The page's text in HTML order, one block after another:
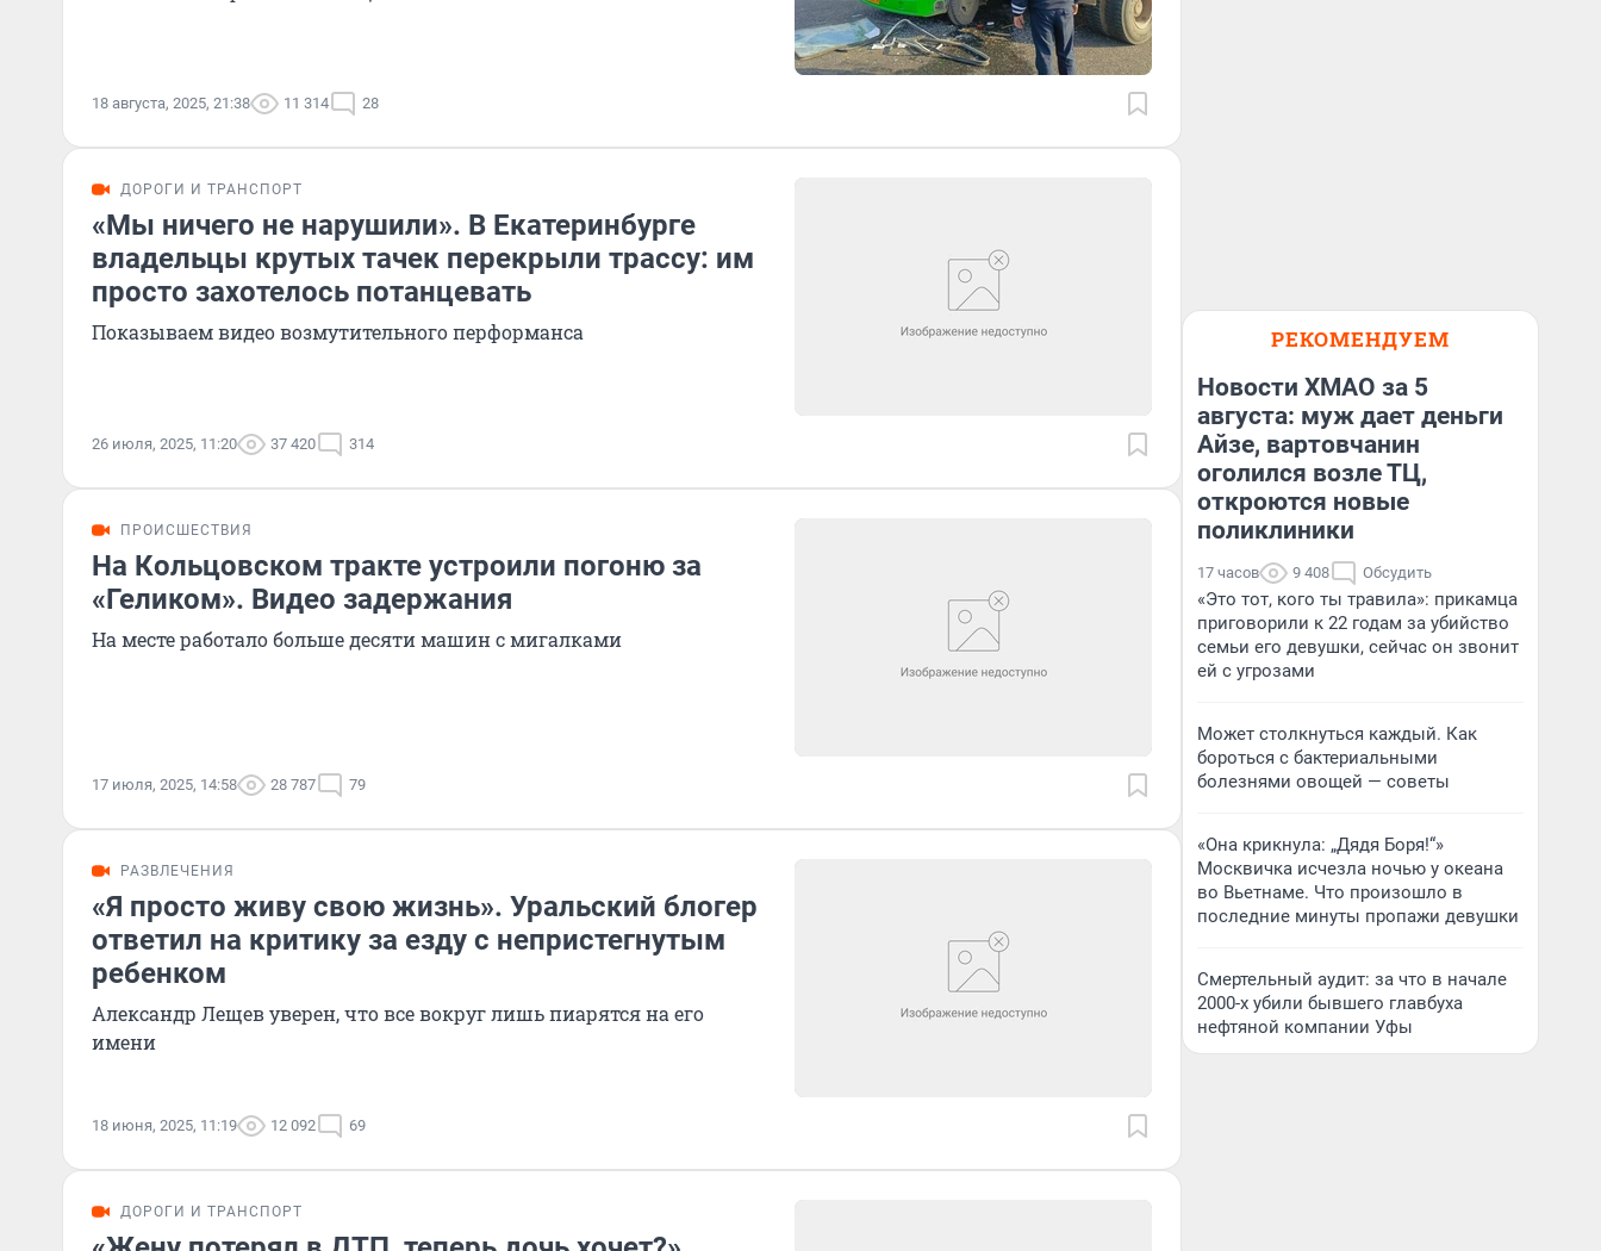
18 августа, 2025, 21:38 11 314 28
ДОРОГИ И ТРАНСПОРТ
«Мы ничего не нарушили». В Екатеринбурге
владельцы крутых тачек перекрыли трассу: им
просто захотелось потанцевать
Показываем видео возмутительного перформанса
26 июля, 2025, 11:20 37 420 314
ПРОИСШЕСТВИЯ
На Кольцовском тракте устроили погоню за
«Геликом». Видео задержания
На месте работало больше десяти машин с мигалками
17 июля, 2025, 14:58 28 787 79
РАЗВЛЕЧЕНИЯ
«Я просто живу свою жизнь». Уральский блогер
ответил на критику за езду с непристегнутым
ребенком
Александр Лещев уверен, что все вокруг лишь пиарятся на его
имени
18 июня, 2025, 11:19 12 092 69
ДОРОГИ И ТРАНСПОРТ
РЕКОМЕНДУЕМ
Новости ХМАО за 5
августа: муж дает деньги
Айзе, вартовчанин
оголился возле ТЦ,
откроются новые
поликлиники
17 часов 9 408 Обсудить
«Это тот, кого ты травила»: прикамца
приговорили к 22 годам за убийство
семьи его девушки, сейчас он звонит
ей с угрозами
Может столкнуться каждый. Как
бороться с бактериальными
болезнями овощей — советы
«Она крикнула: „Дядя Боря!“»
Москвичка исчезла ночью у океана
во Вьетнаме. Что произошло в
последние минуты пропажи девушки
Смертельный аудит: за что в начале
2000-х убили бывшего главбуха
нефтяной компании Уфы